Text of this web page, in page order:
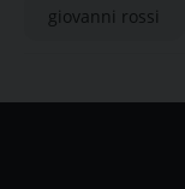
giovanni rossi